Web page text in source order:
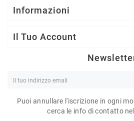
Informazioni
Il Tuo Account
Puoi annullare l'iscrizione in ogni
cerca le info di contatto